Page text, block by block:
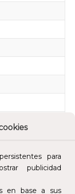
para
publicidad
en base a sus